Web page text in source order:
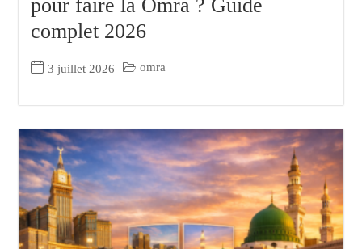
pour faire la Omra ? Guide
complet 2026
3 juillet 2026 omra